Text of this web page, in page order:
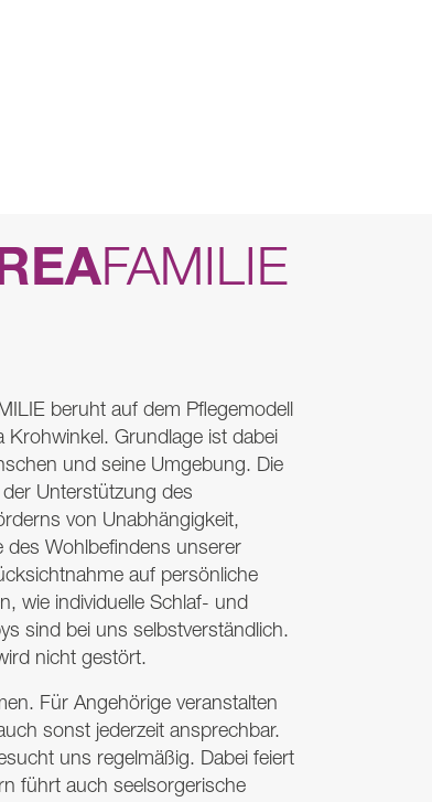
FAMILIE
beruht auf dem Pflegemodell
Grundlage ist dabei
und seine Umgebung. Die
Unterstützung des
von Unabhängigkeit,
des Wohlbefindens unserer
auf persönliche
wie individuelle Schlaf- und
sind bei uns selbstverständlich.
nicht gestört.
Für Angehörige veranstalten
sonst jederzeit ansprechbar.
uns regelmäßig. Dabei feiert
führt auch seelsorgerische